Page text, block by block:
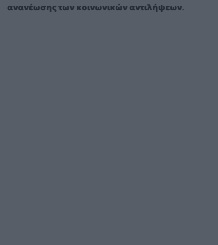
ανανέωσης των κοινωνικών αντιλήψεων.